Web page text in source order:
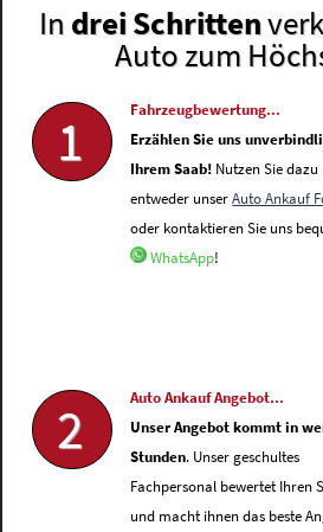
In drei Schritten
Auto zum
1
Fahrzeugbewertung...
Erzählen Sie uns
Ihrem Saab! Nutzen Sie dazu
entweder unserAuto Ankauf
oder kontaktieren Sie uns
WhatsApp!
2
Auto Ankauf Angebot...
Unser Angebot kommt in
Stunden. Unser geschultes
Fachpersonal bewertet Ihren
und macht ihnen das beste